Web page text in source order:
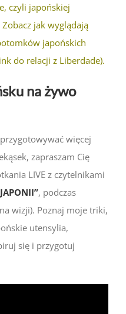
czyli japońskiej
jak wyglądają
japońskich
do relacji z Liberdade).
na żywo
więcej
zapraszam Cię
LIVE z czytelnikami
, podczas
wizji). Poznaj moje triki,
utensylia,
się i przygotuj